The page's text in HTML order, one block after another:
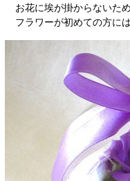
お花に埃が掛からないた
フラワーが初めての方に